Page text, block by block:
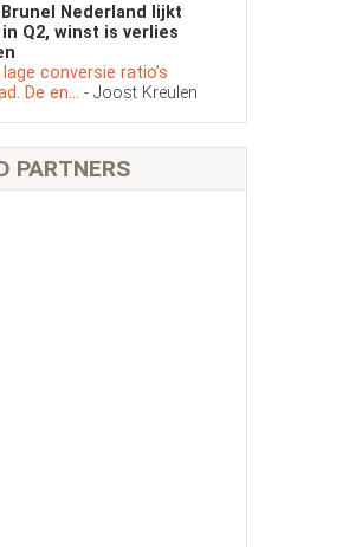
Nederland lijkt
Q2, winst is verlies
conversie ratio’s
De en... - Joost Kreulen
PARTNERS